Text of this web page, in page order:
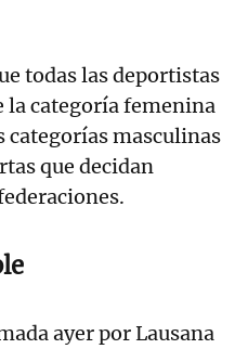
todas las deportistas
la categoría femenina
categorías masculinas
que decidan
ayer por Lausana